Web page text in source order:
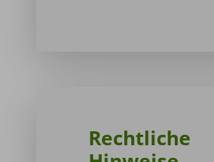
Rechtliche